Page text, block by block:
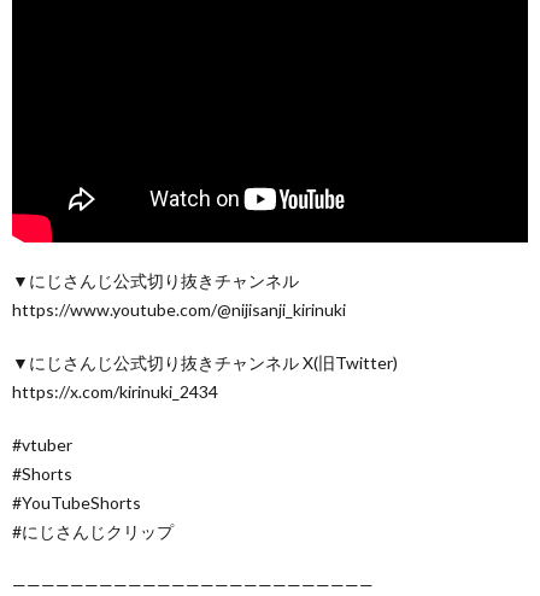
▼にじさんじ公式切り抜きチャンネル
https://www.youtube.com/@nijisanji_kirinuki
▼にじさんじ公式切り抜きチャンネル X(旧Twitter)
https://x.com/kirinuki_2434
#vtuber
#Shorts
#YouTubeShorts
#にじさんじクリップ
—————————————————————————